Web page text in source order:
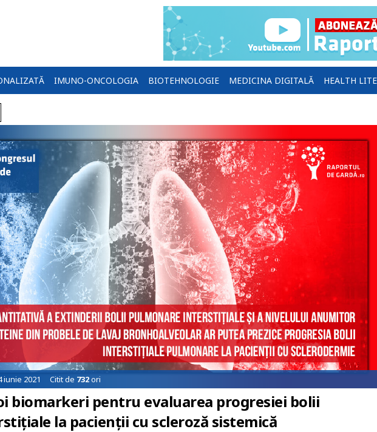
IMUNO-ONCOLOGIA BIOTEHNOLOGIE MEDICINA DIGITALĂ HEALTH
iunie 2021 Citit de 732ori
biomarkeri pentru evaluarea progresiei bolii
la pacienții cu scleroză sistemică